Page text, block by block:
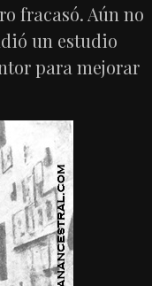
fracasó. Aún no
un estudio
para mejorar